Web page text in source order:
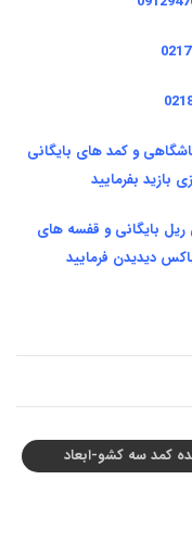
و کمد های بایگانی
بازید بفرمایید
ریل بایگانی و قفسه های
دیدیدن فرمایید
کمد سه کشو-ابعاد